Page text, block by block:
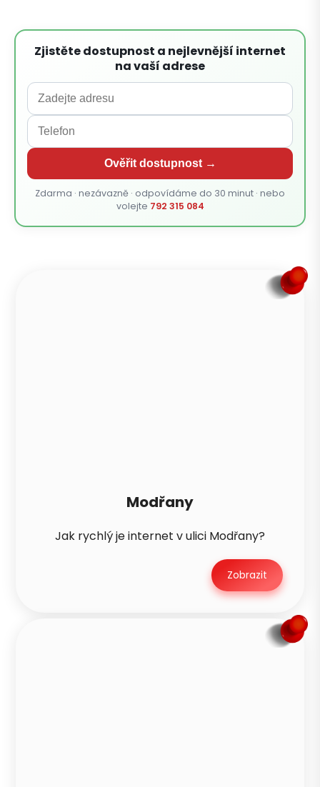
Zjistěte dostupnost a nejlevnější internet
na vaší adrese
Ověřit dostupnost →
Zdarma · nezávazně · odpovídáme do 30 minut · nebo
volejte 792 315 084
Modřany
Jak rychlý je internet v ulici Modřany?
Zobrazit